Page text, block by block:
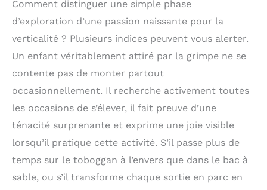
Comment distinguer une simple phase
d’exploration d’une passion naissante pour la
verticalité ? Plusieurs indices peuvent vous alerter.
Un enfant véritablement attiré par la grimpe ne se
contente pas de monter partout
occasionnellement. Il recherche activement toutes
les occasions de s’élever, il fait preuve d’une
ténacité surprenante et exprime une joie visible
lorsqu’il pratique cette activité. S’il passe plus de
temps sur le toboggan à l’envers que dans le bac à
sable, ou s’il transforme chaque sortie en parc en